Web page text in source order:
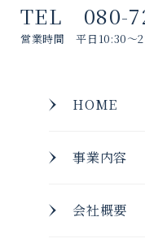
TEL 080-
営業時間 平日10:30～
HOME
事業内容
会社概要